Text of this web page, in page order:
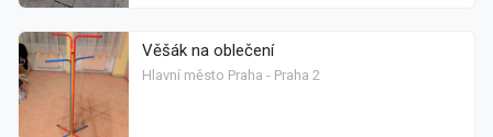
Věšák na oblečení
Hlavní město Praha - Praha 2